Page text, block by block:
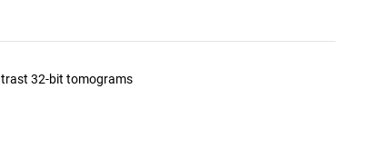
32-bit tomograms